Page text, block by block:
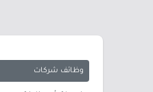
وظائف شركات